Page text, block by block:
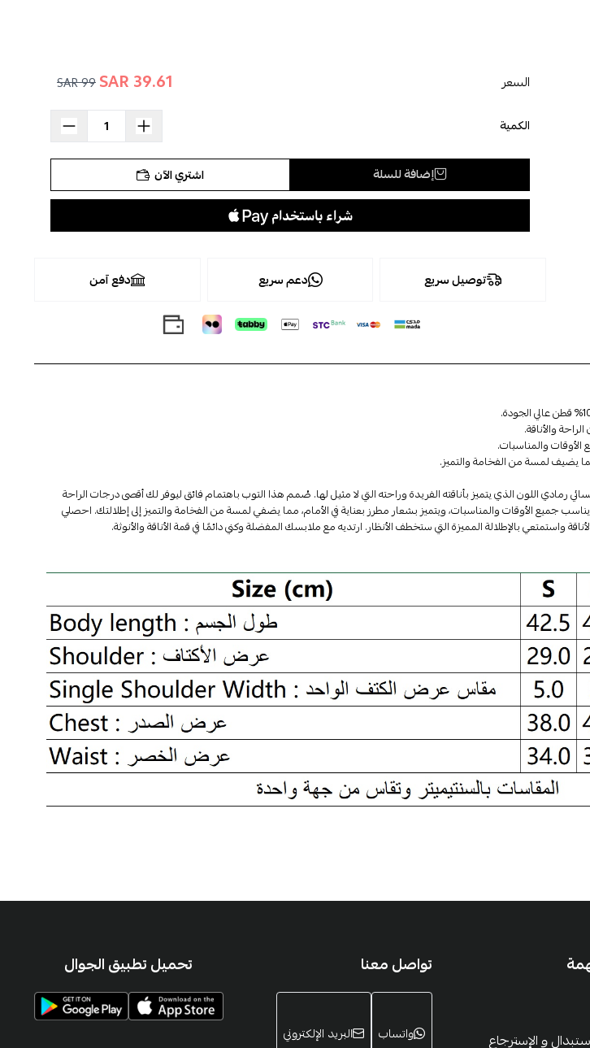
السعر 39.61 SAR
99 SAR
الكمية
إضافة للسلة اشتري الآن
توصيل سريع دعم سريع دفع آمن
والأناقة.
والمناسبات.
يضيف لمسة من الفخامة والتميز.
رمادي اللون الذي يتميز بأناقته الفريدة وراحته التي لا مثيل لها. صُمم هذا التوب باهتمام فائق ليوفر لك أقصى درجات الراحة
يناسب جميع الأوقات والمناسبات، ويتميز بشعار مطرز بعناية في الأمام، مما يضفي لمسة من الفخامة والتميز إلى إطلالتك. احصلي
واستمتعي بالإطلالة المميزة التي ستخطف الأنظار. ارتديه مع ملابسك المفضلة وكني دائمًا في قمة الأناقة والأنوثة.
و الإسترجاع
تواصل معنا
واتساب البريد الإلكتروني
تحميل تطبيق الجوال